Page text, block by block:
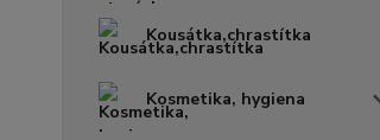
Kousátka,chrastítka
Kosmetika, hygiena